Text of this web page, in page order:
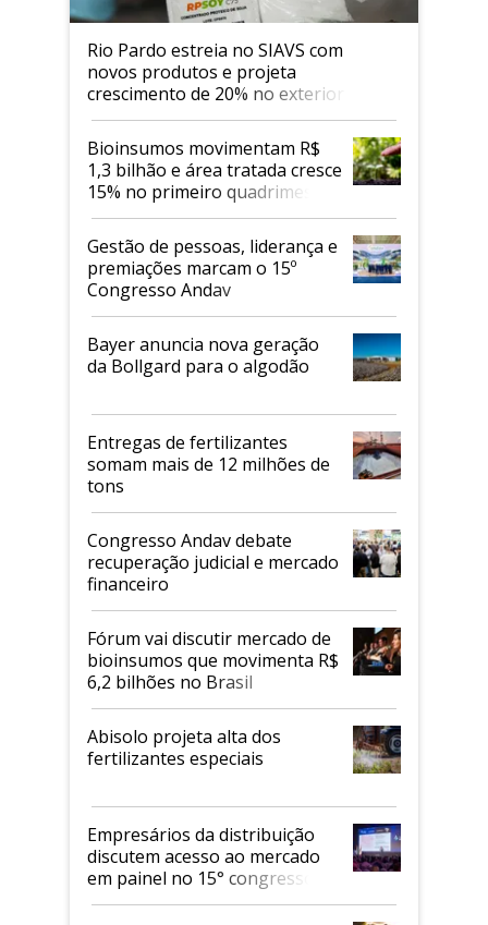
Rio Pardo estreia no SIAVS com
novos produtos e projeta
crescimento de 20% no exterior
Bioinsumos movimentam R$
1,3 bilhão e área tratada cresce
15% no primeiro quadrimestre
de 2026
Gestão de pessoas, liderança e
premiações marcam o 15º
Congresso Andav
Bayer anuncia nova geração
da Bollgard para o algodão
Entregas de fertilizantes
somam mais de 12 milhões de
tons
Congresso Andav debate
recuperação judicial e mercado
financeiro
Fórum vai discutir mercado de
bioinsumos que movimenta R$
6,2 bilhões no Brasil
Abisolo projeta alta dos
fertilizantes especiais
Empresários da distribuição
discutem acesso ao mercado
em painel no 15° congresso
Andav